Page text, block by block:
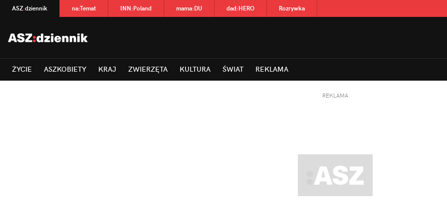
ASZ:dziennik na:Temat INN:Poland mama:DU dad:HERO Rozrywka
ŻYCIE ASZKOBIETY KRAJ ZWIERZĘTA KULTURA ŚWIAT REKLAMA
REKLAMA